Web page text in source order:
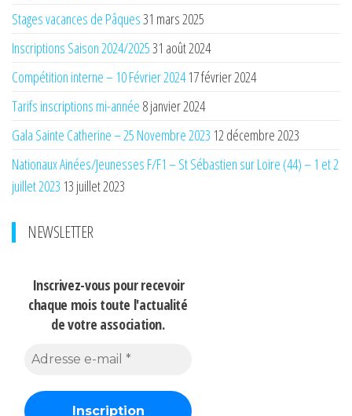
Stages vacances de Pâques31 mars 2025
Inscriptions Saison 2024/202531 août 2024
Compétition interne – 10 Février 2024 17 février 2024
Tarifs inscriptions mi-année 8 janvier 2024
Gala Sainte Catherine – 25 Novembre 2023 12 décembre 2023
Nationaux Ainées/Jeunesses F/F1 – St Sébastien sur Loire (44) – 1 et 2
juillet 2023 13 juillet 2023
NEWSLETTER
Inscrivez-vous pour recevoir
chaque mois toute l'actualité
de votre association.